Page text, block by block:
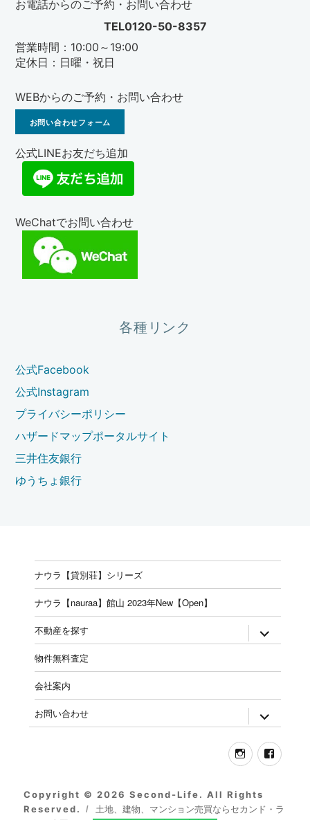
お電話からのご予約・お問い合わせ
TEL0120-50-8357
営業時間：10:00～19:00
定休日：日曜・祝日
WEBからのご予約・お問い合わせ
お問い合わせフォーム
公式LINEお友だち追加
WeChatでお問い合わせ
各種リンク
公式Facebook
公式Instagram
プライバシーポリシー
ハザードマップポータルサイト
三井住友銀行
ゆうちょ銀行
ナウラ【貸別荘】シリーズ
ナウラ【nauraa】館山 2023年New【Open】
不動産を探す expand
child
物件無料査定
会社案内
お問い合わせ expand
child
Instagram
Copyright © 2026 Second-Life. All Rights
Reserved.
土地、建物、マンション売買ならセカンド・ラ